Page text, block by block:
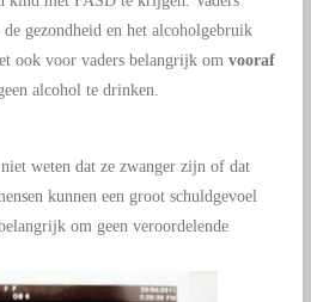
gezondheid en het alcoholgebruik
ook voor vaders belangrijk om vooraf
alcohol te drinken.
weten dat ze zwanger zijn of dat
kunnen een groot schuldgevoel
om geen veroordelende